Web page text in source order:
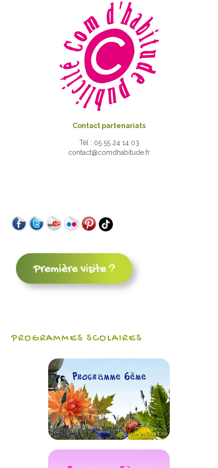
Contact partenariats
Tél : 05 55 24 14 03
contact@comdhabitude.fr
PROGRAMMES SCOLAIRES